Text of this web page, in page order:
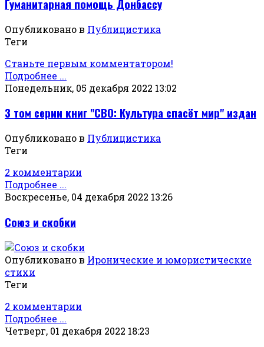
Гуманитарная помощь Донбассу
Опубликовано в Публицистика
Теги
Станьте первым комментатором!
Подробнее ...
Понедельник, 05 декабря 2022 13:02
3 том серии книг "СВО: Культура спасёт мир" издан
Опубликовано в Публицистика
Теги
2 комментарии
Подробнее ...
Воскресенье, 04 декабря 2022 13:26
Союз и скобки
Опубликовано в Иронические и юмористические
стихи
Теги
2 комментарии
Подробнее ...
Четверг, 01 декабря 2022 18:23